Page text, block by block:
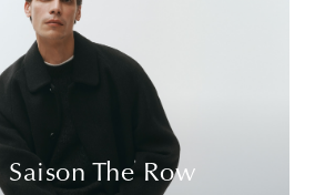
Saison The Row